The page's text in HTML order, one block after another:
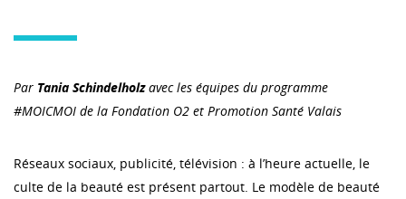
Par Tania Schindelholzavec les équipes du programme
#MOICMOI de la Fondation O2 et Promotion Santé Valais
Réseaux sociaux, publicité, télévision : à l’heure actuelle, le
culte de la beauté est présent partout. Le modèle de beauté